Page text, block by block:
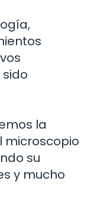
la
microscopio
su
y mucho